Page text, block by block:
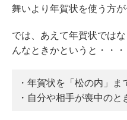
舞いより年賀状を使う方が
では、あえて年賀状では
んなときかというと・・・
・年賀状を「松の内」ま
・自分や相手が喪中のと